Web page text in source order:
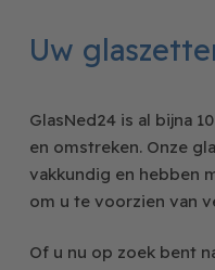
Uw
GlasNed24 is al bijna
en omstreken. Onze
vakkundig en hebben
om u te voorzien van
Of u nu op zoek bent